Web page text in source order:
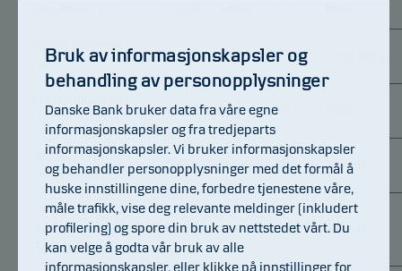
BeOne Medicines
Ltd.
0,42% Aksjer HKD
Ltd.
0,42% Aksjer INR
Jentech Precision
Industrial Co. Ltd.
0,42% Aksjer TWD Taiwan
Prologis Property
Mexico S.A. de CV
(REIT)
0,42% Aksjer MXN Mexico
Bruk av informasjonskapsler og
behandling av personopplysninger
Danske Bank bruker data fra våre egne
informasjonskapsler og fra tredjeparts
informasjonskapsler. Vi bruker informasjonskapsler
og behandler personopplysninger med det formål å
huske innstillingene dine, forbedre tjenestene våre,
måle trafikk, vise deg relevante meldinger (inkludert
profilering) og spore din bruk av nettstedet vårt. Du
kan velge å godta vår bruk av alle
informasjonskapsler, eller klikke på innstillinger for